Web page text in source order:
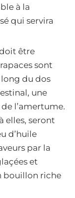
à la
qui servira
être
sont
long du dos
une
l’amertume.
elles, seront
d’huile
par la
et
bouillon riche